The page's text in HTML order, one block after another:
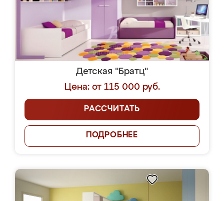
Детская "Братц"
Цена: от 115 000 руб.
РАССЧИТАТЬ
ПОДРОБНЕЕ